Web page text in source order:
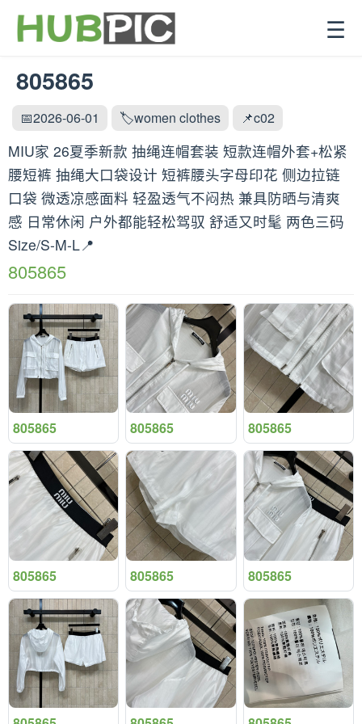
☰
805865
📅2026-06-01 🏷️women clothes 📌c02
MIU家 26夏季新款 抽绳连帽套装 短款连帽外套+松紧
腰短裤 抽绳大口袋设计 短裤腰头字母印花 侧边拉链
口袋 微透凉感面料 轻盈透气不闷热 兼具防晒与清爽
感 日常休闲 户外都能轻松驾驭 舒适又时髦 两色三码
Size/S-M-L📍
805865
805865 805865 805865
805865 805865 805865